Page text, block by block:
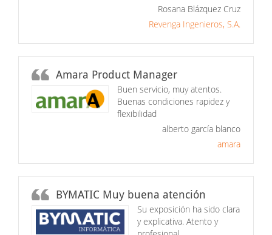
Rosana Blázquez Cruz
Revenga Ingenieros, S.A.
Amara Product Manager
Buen servicio, muy atentos.
Buenas condiciones rapidez y
flexibilidad
alberto garcía blanco
amara
BYMATIC Muy buena atención
Su exposición ha sido clara
y explicativa. Atento y